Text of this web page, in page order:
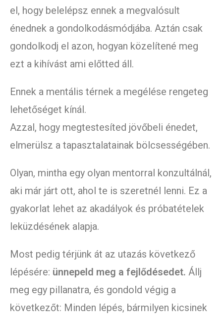
el, hogy belelépsz ennek a megvalósult
énednek a gondolkodásmódjába. Aztán csak
gondolkodj el azon, hogyan közelítené meg
ezt a kihívást ami előtted áll.
Ennek a mentális térnek a megélése rengeteg
lehetőséget kínál.
Azzal, hogy megtestesíted jövőbeli énedet,
elmerülsz a tapasztalatainak bölcsességében.
Olyan, mintha egy olyan mentorral konzultálnál,
aki már járt ott, ahol te is szeretnél lenni. Ez a
gyakorlat lehet az akadályok és próbatételek
leküzdésének alapja.
Most pedig térjünk át az utazás következő
lépésére: ünnepeld meg a fejlődésedet. Állj
meg egy pillanatra, és gondold végig a
következőt: Minden lépés, bármilyen kicsinek